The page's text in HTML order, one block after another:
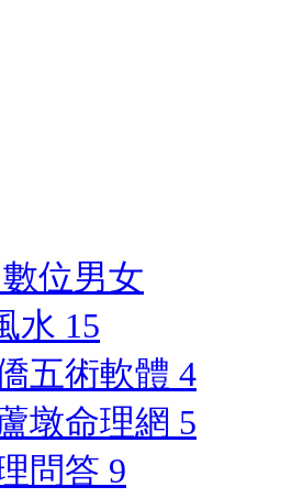
位男女
水 15
五術軟體 4
墩命理網 5
問答 9